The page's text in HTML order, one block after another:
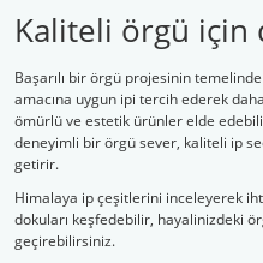
Kaliteli örgü için
Başarılı bir örgü projesinin
amacına uygun ipi tercih ederek
ömürlü ve estetik ürünler elde
deneyimli bir örgü sever, kaliteli ip
getirir.
Himalaya ip çeşitlerini inceleyerek
dokuları keşfedebilir, hayalinizdeki
geçirebilirsiniz.